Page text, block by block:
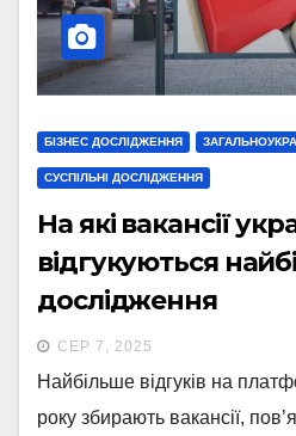
БІЗНЕС ДОСЛІДЖЕННЯ
СУСПІЛЬНІ ДОСЛІДЖЕННЯ
На які вакансії
відгукуються
дослідження
СЕР 7, 2025
Найбільше відгуків на
року збирають вакансії,